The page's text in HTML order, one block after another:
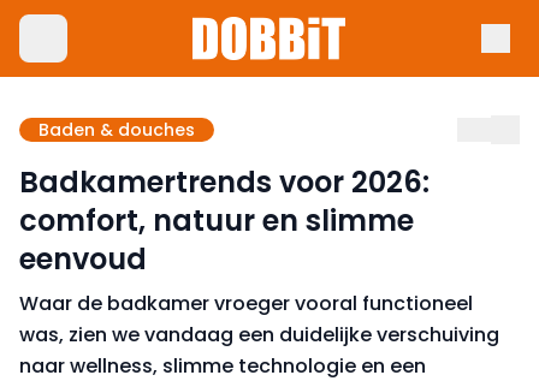
Baden & douches
Badkamertrends voor 2026:
comfort, natuur en slimme
eenvoud
Waar de badkamer vroeger vooral functioneel
was, zien we vandaag een duidelijke verschuiving
naar wellness, slimme technologie en een